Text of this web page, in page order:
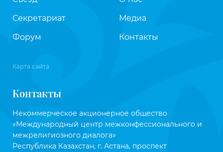
Секретариат
Форум
Медиа
Контакты
Карта сайта
Контакты
Некоммерческое акционерное общество
«Международный центр межконфессионального и
межрелигиозного диалога»
Республика Казахстан, г. Астана, проспект